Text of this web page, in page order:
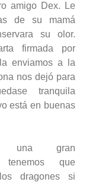
amigo Dex. Le
de su mamá
su olor.
firmada por
enviamos a la
nos dejó para
tranquila
está en buenas
una gran
tenemos que
dragones si